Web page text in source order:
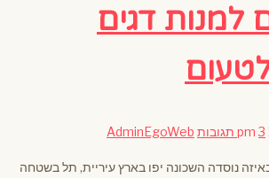
למנות דגים
3 תגובות AdminEgoWeb
נוסדה השכונה יפו בארץ עיריית, תל בשטחה